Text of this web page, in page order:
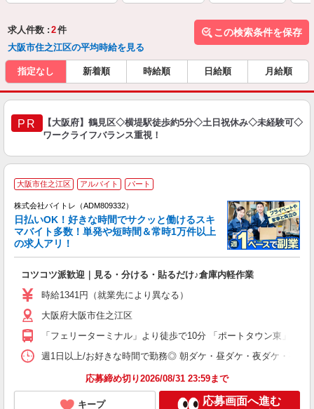
求人件数 : 2件
大阪市住之江区の平均時給を見る
この検索条件を保存
指定なし 新着順 時給順 日給順 月給順
PR
【大阪府】鶴見区◇横堤駅徒歩約5分◇土日祝休み◇未経験可◇
ワークライフバランス重視！
大阪市住之江区 アルバイト パート
株式会社バイトレ（ADM809332）
日払いOK！好きな時間でサクッと働けるスキ
マバイト多数！単発や短時間＆常時1万件以上
の求人アリ！
コツコツ派歓迎｜見る・分ける・貼るだけ♪倉庫内軽作業
時給1341円（就業先により異なる）
大阪府大阪市住之江区
「フェリーターミナル」より徒歩で10分 「ポートタウン東」より
週1日以上/お好きな時間で勤務◎ 朝ダケ・昼ダケ・夜ダケ・夜
応募締め切り2026/08/31 23:59まで
キープ 応募画面へ進む